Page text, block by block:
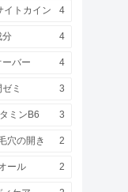
イトカイン 4
分 4
ーバー 4
ミ 3
ミンB6 3
穴の開き 2
ール 2